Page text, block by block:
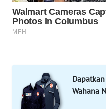
Wahana
WAHANANEWS
ID
WAHANANEWS
NET